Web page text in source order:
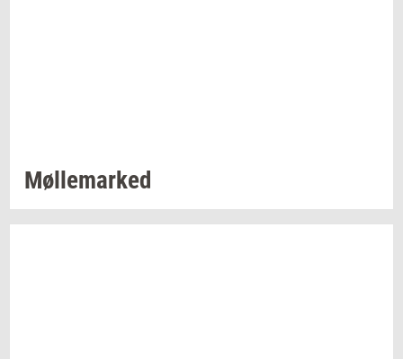
Møl­le­mar­ked